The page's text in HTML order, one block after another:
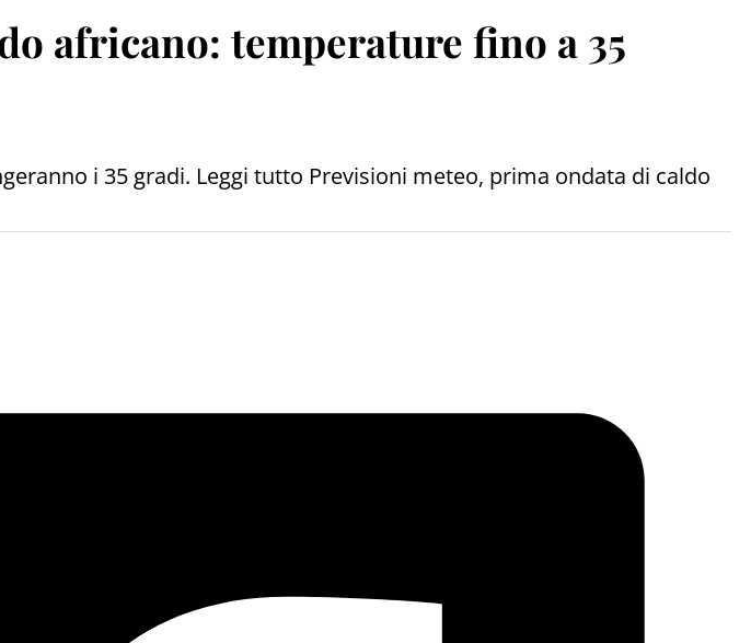
africano: temperature fino a 35
i 35 gradi. Leggi tutto Previsioni meteo, prima ondata di caldo